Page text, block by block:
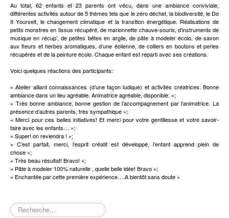
Au total, 62 enfants et 23 parents ont vécu, dans une ambiance conviviale,
différentes activités autour de 5 thèmes tels que le zéro déchet, la biodiversité, le Do
It Yourself, le changement climatique et la transition énergétique. Réalisations de
petits monstres en tissus récupéré, de marionnette chauve-souris, d’instruments de
musique en récup’, de petites bêtes en argile, de pâte à modeler écolo, de savon
aux fleurs et herbes aromatiques, d’une éolienne, de colliers en boutons et perles
récupérés et de la peinture écolo. Chaque enfant est reparti avec ses créations.
Voici quelques réactions des participants:
« Atelier alliant connaissances (d’une façon ludique) et activités créatrices. Bonne
ambiance dans un lieu agréable. Animatrice agréable, disponible. »;
« Très bonne ambiance, bonne gestion de l’accompagnement par l’animatrice. La
présence d’autres parents, très sympathique »;
« Merci pour ces belles initiatives! Et merci pour votre gentillesse et votre savoir-
faire avec les enfants… »;
« Super! on reviendra ! »;
« C’est parfait, merci, l’esprit créatif est développé, l’enfant apprend plein de
chose »;
« Très beau résultat! Bravo! »;
« Pâte à modeler 100% naturelle , quelle belle idée! Bravo »;
« Enchantée par cette première expérience….A bientôt sans doute »
Rechercher